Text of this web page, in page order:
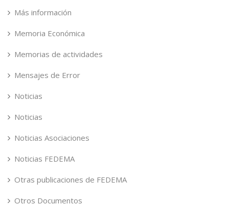
Más información
Memoria Económica
Memorias de actividades
Mensajes de Error
Noticias
Noticias
Noticias Asociaciones
Noticias FEDEMA
Otras publicaciones de FEDEMA
Otros Documentos